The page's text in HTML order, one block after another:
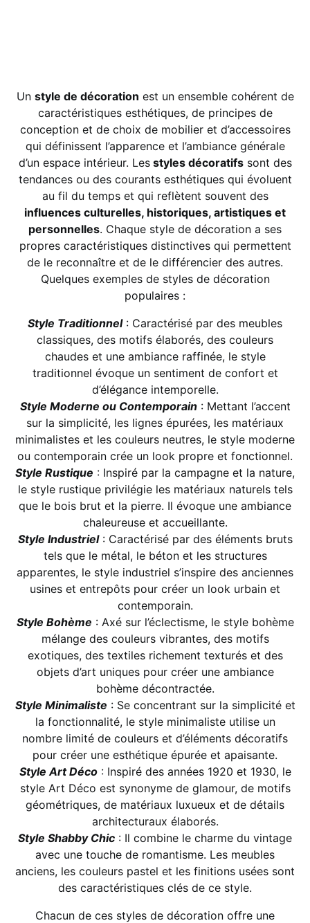
Un style de décoration est un ensemble cohérent de
caractéristiques esthétiques, de principes de
conception et de choix de mobilier et d’accessoires
qui définissent l’apparence et l’ambiance générale
d’un espace intérieur. Lesstyles décoratifssont des
tendances ou des courants esthétiques qui évoluent
au fil du temps et qui reflètent souvent des
influences culturelles, historiques, artistiques et
personnelles. Chaque style de décoration a ses
propres caractéristiques distinctives qui permettent
de le reconnaître et de le différencier des autres.
Quelques exemples de styles de décoration
populaires :
Style Traditionnel : Caractérisé par des meubles
classiques, des motifs élaborés, des couleurs
chaudes et une ambiance raffinée, le style
traditionnel évoque un sentiment de confort et
d’élégance intemporelle.
Style Moderne ou Contemporain: Mettant l’accent
sur la simplicité, les lignes épurées, les matériaux
minimalistes et les couleurs neutres, le style moderne
ou contemporain crée un look propre et fonctionnel.
Style Rustique : Inspiré par la campagne et la nature,
le style rustique privilégie les matériaux naturels tels
que le bois brut et la pierre. Il évoque une ambiance
chaleureuse et accueillante.
Style Industriel: Caractérisé par des éléments bruts
tels que le métal, le béton et les structures
apparentes, le style industriel s’inspire des anciennes
usines et entrepôts pour créer un look urbain et
contemporain.
Style Bohème : Axé sur l’éclectisme, le style bohème
mélange des couleurs vibrantes, des motifs
exotiques, des textiles richement texturés et des
objets d’art uniques pour créer une ambiance
bohème décontractée.
Style Minimaliste : Se concentrant sur la simplicité et
la fonctionnalité, le style minimaliste utilise un
nombre limité de couleurs et d’éléments décoratifs
pour créer une esthétique épurée et apaisante.
Style Art Déco: Inspiré des années 1920 et 1930, le
style Art Déco est synonyme de glamour, de motifs
géométriques, de matériaux luxueux et de détails
architecturaux élaborés.
Style Shabby Chic : Il combine le charme du vintage
avec une touche de romantisme. Les meubles
anciens, les couleurs pastel et les finitions usées sont
des caractéristiques clés de ce style.
Chacun de ces styles de décoration offre une